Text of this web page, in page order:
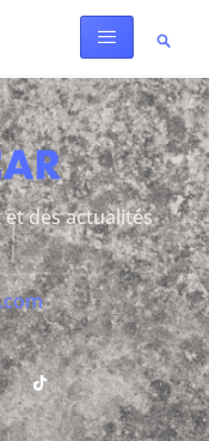
et des actualités